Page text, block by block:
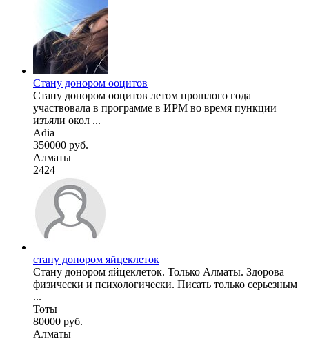
Стану донором ооцитов
Стану донором ооцитов летом прошлого года
участвовала в программе в ИРМ во время пункции
изъяли окол ...
Adia
350000 руб.
Алматы
2424
стану донором яйцеклеток
Стану донором яйцеклеток. Только Алматы. Здорова
физически и психологически. Писать только серьезным
...
Тоты
80000 руб.
Алматы